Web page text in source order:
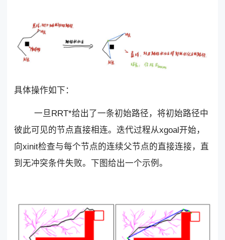
具体操作如下：
一旦RRT*给出了一条初始路径，将初始路径中
彼此可见的节点直接相连。迭代过程从xgoal开始，
向xinit检查与每个节点的连续父节点的直接连接，直
到无冲突条件失败。下图给出一个示例。